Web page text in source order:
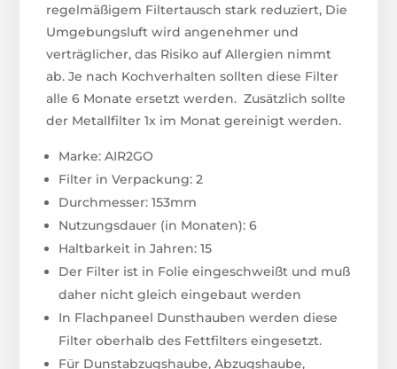
regelmäßigem Filtertausch stark reduziert, Die
Umgebungsluft wird angenehmer und
verträglicher, das Risiko auf Allergien nimmt
ab. Je nach Kochverhalten sollten diese Filter
alle 6 Monate ersetzt werden. Zusätzlich sollte
der Metallfilter 1x im Monat gereinigt werden.
Marke: AIR2GO
Filter in Verpackung: 2
Durchmesser: 153mm
Nutzungsdauer (in Monaten): 6
Haltbarkeit in Jahren: 15
Der Filter ist in Folie eingeschweißt und muß
daher nicht gleich eingebaut werden
In Flachpaneel Dunsthauben werden diese
Filter oberhalb des Fettfilters eingesetzt.
Für Dunstabzugshaube, Abzugshaube,